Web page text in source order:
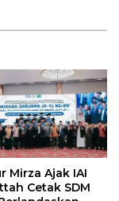
Mirza Ajak IAI
Cetak SDM